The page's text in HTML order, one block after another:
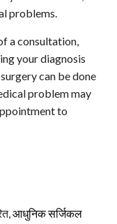
problems.
a consultation,
your diagnosis
can be done
problem may
to
आधुनिक सर्जिकल